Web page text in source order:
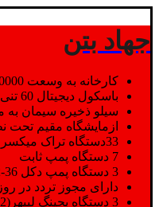
جهاد بتن
کارخانه به وسعت 20000 متر مربع
باسکول دیجیتال 60 تنی استاندارد
سیلو ذخیره سیمان به مقدار
ازمایشگاه مقیم تحت
33دستگاه تراک میکسر
7 دستگاه پمپ ثابت
3 دستگاه پمپ دکل 36-42-52 متری
دارای مجوز تردد در روز